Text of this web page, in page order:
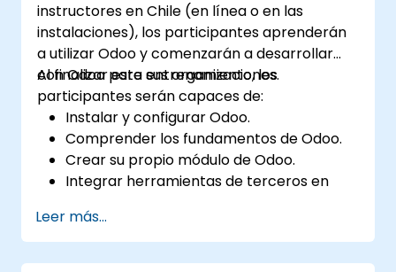
dentro de Odoo.
Desarrollar buenas prácticas para
manejar datos financieros sensibles,
configurar permisos de usuario y cumplir
con los requisitos de auditoría.
instructores en Chile (en línea o en las
instalaciones), los participantes aprenderán
a utilizar Odoo y comenzarán a desarrollar
con Odoo para sus organizaciones.
Al finalizar este entrenamiento, los
participantes serán capaces de:
Instalar y configurar Odoo.
Comprender los fundamentos de Odoo.
Crear su propio módulo de Odoo.
Integrar herramientas de terceros en
Maximizar el uso de las funcionalidades de
Odoo.
Leer más...